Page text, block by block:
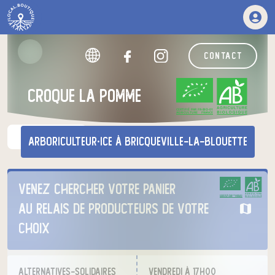
contact
Croque la Pomme
CERTIFIÉ PAR FR-BIO-01
AGRICULTURE FRANCE
arboriculteur·ice à Bricqueville-la-Blouette
Venez chercher votre panier
au relais de producteurs de votre
choix
Alternatives-Solidaires
vendredi à 17h00
nos produits
CERTIFIÉ PAR FR-BIO-01
AGRICULTURE FRANCE